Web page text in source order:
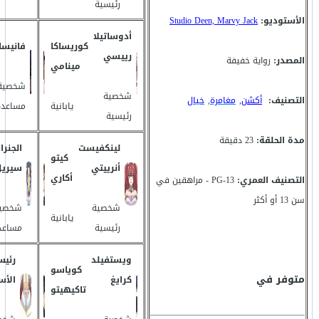
الأستوديو: Studio Deen, Marvy Jack
المصدر: رواية خفيفة
التصنيف: أكشن, مغامرة, خيال
مدة الحلقة: 23 دقيقة
التصنيف العمري:
PG-13 - مراهقين في
سن 13 أو أكثر
متوفر في
رئيسية
أدوساتيلا
رييسي
شخصية
رئيسية
كوريساكا
مينامي
يابانية
لينكفيست
أنرييتي
شخصية
رئيسية
كيتو
أكاري
يابانية
ويستفيلد
كرايغ
كوياسو
تاكيهيتو